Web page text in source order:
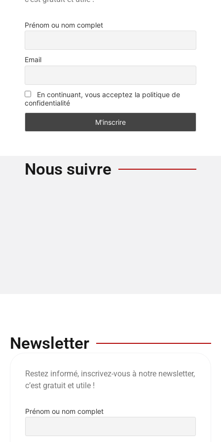
Prénom ou nom complet
Email
En continuant, vous acceptez la politique de
confidentialité
Nous suivre
Newsletter
Restez informé, inscrivez-vous à notre newsletter,
c’est gratuit et utile !
Prénom ou nom complet